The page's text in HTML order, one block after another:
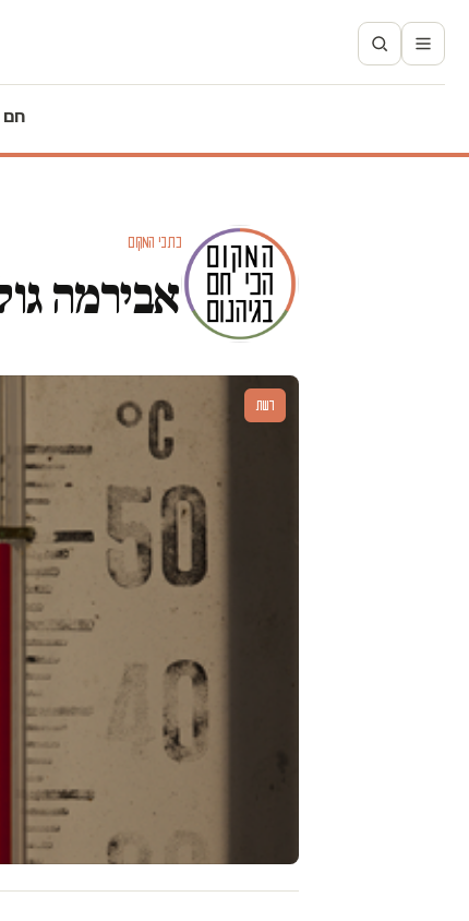
חם
כתבי המקום
אבירמה
דעות